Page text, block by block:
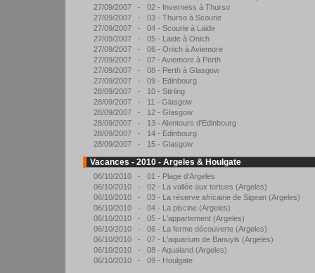
27/09/2007 - 02 - Inverness à Thurso
27/09/2007 - 03 - Thurso à Scourie
27/09/2007 - 04 - Scourie à Laide
27/09/2007 - 05 - Laide à Onich
27/09/2007 - 06 - Onich à Aviemore
27/09/2007 - 07 - Aviemore à Perth
27/09/2007 - 08 - Perth à Glasgow
27/09/2007 - 09 - Edinbourg
28/09/2007 - 10 - Stirling
28/09/2007 - 11 - Glasgow
28/09/2007 - 12 - Glasgow
28/09/2007 - 13 - Alentours d'Edinbourg
28/09/2007 - 14 - Edinbourg
28/09/2007 - 15 - Glasgow
Vacances - 2010 - Argeles & Houlgate
06/10/2010 - 01 - Plage d'Argeles
06/10/2010 - 02 - La vallée aux tortues (Argeles)
06/10/2010 - 03 - La réserve africaine de Sigean (Argeles)
06/10/2010 - 04 - La piscine (Argeles)
06/10/2010 - 05 - L'appartement (Argeles)
06/10/2010 - 06 - La ferme découverte (Argeles)
06/10/2010 - 07 - L'aquarium de Banuyls (Argeles)
06/10/2010 - 08 - Aqualand (Argeles)
06/10/2010 - 09 - Houlgate